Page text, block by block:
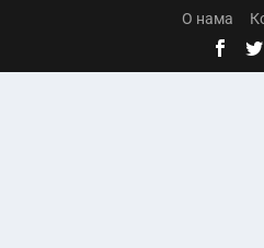
О нама